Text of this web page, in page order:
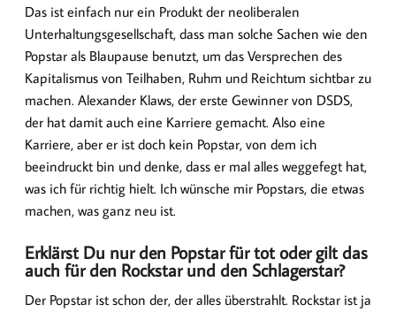
Das ist einfach nur ein Produkt der neoliberalen
Unterhaltungsgesellschaft, dass man solche Sachen wie den
Popstar als Blaupause benutzt, um das Versprechen des
Kapitalismus von Teilhaben, Ruhm und Reichtum sichtbar zu
machen. Alexander Klaws, der erste Gewinner von DSDS,
der hat damit auch eine Karriere gemacht. Also eine
Karriere, aber er ist doch kein Popstar, von dem ich
beeindruckt bin und denke, dass er mal alles weggefegt hat,
was ich für richtig hielt. Ich wünsche mir Popstars, die etwas
machen, was ganz neu ist.
Erklärst Du nur den Popstar für tot oder gilt das
auch für den Rockstar und den Schlagerstar?
Der Popstar ist schon der, der alles überstrahlt. Rockstar ist ja